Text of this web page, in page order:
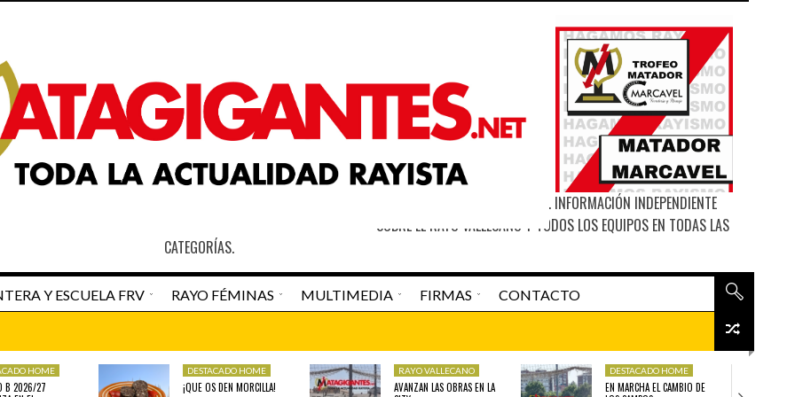
SITIO WEB DE MATAGIGANTES. INFORMACIÓN INDEPENDIENTE
SOBRE EL RAYO VALLECANO Y TODOS LOS EQUIPOS EN TODAS LAS
CATEGORÍAS.
Y ESCUELA FRV RAYO FÉMINAS MULTIMEDIA FIRMAS CONTACTO
DESTACADO HOME RAYO VALLECANO DESTACADO HOME
HOME
B 2026/27
DESTACADO HOME
¡QUE OS DEN MORCILLA!
RAYO VALLECANO
AVANZAN LAS OBRAS EN LA
DESTACADO HOME
EN MARCHA EL CAMBIO DE